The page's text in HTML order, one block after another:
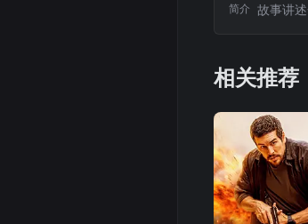
简介 故事讲
相关推荐